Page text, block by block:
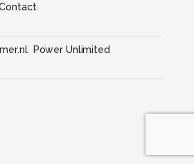
Power Unlimited